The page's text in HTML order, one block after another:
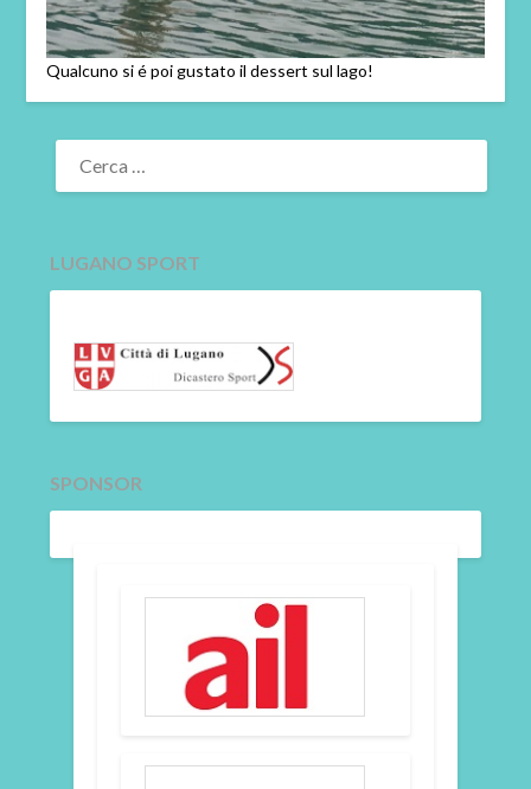
Qualcuno si é poi gustato il dessert sul lago!
RICERCA
PER:
LUGANO SPORT
SPONSOR